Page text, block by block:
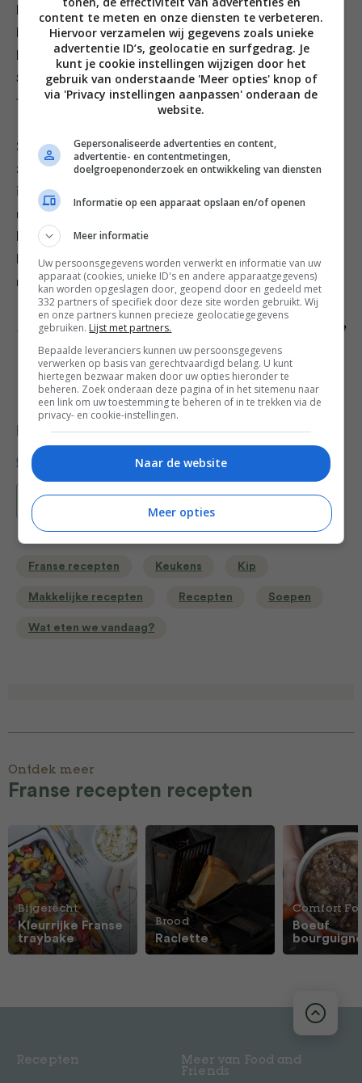
kruiden en de peperkorrels in een pan. Giet er 6 liter
koud water bij en breng alles aan de kook. Zet het vuur
laag en laat de bouillon 3-4 uur zachtjes trekken.
Schuim af indien nodig en zeef de bouillon door een
fijne zeef.
2. Laat de bouillon ongeveer een halfuur afkoelen en
zet hem dan in de koelkast. Wanneer de bouillon koud
is moet hij helder en licht amberkleurig zijn. Op dit
moment giet ik de bouillon meestal in kleine plastic
bakjes. Die zet ik in de vriezer. In de koelkast blijft de
bouillon ongeveer 4 dagen goed, in de vriezer 2-3
maanden.
Dit recept komt uit het boek ‘The Naked Chef’ van Jamie
Oliver (€20,-, Kosmos Uitgevers).
Deel dit recept
Franse recepten Keukens Kip
Makkelijke recepten Recepten Soepen
Wat eten we vandaag?
Ontdek meer
Franse recepten recepten
Bijgerecht
Kleurrijke Franse
traybake
Brood
Raclette
Comfort
Boeuf
content te meten en onze diensten te verbeteren.
Hiervoor verzamelen wij gegevens zoals unieke
advertentie ID’s, geolocatie en surfgedrag. Je
kunt je cookie instellingen wijzigen door het
gebruik van onderstaande 'Meer opties' knop of
via 'Privacy instellingen aanpassen' onderaan de
website.
Gepersonaliseerde advertenties en content,
advertentie- en contentmetingen,
doelgroepenonderzoek en ontwikkeling van diensten
Informatie op een apparaat opslaan en/of openen
Meer informatie
Uw persoonsgegevens worden verwerkt en informatie van uw
apparaat (cookies, unieke ID's en andere apparaatgegevens)
kan worden opgeslagen door, geopend door en gedeeld met
332 partners of specifiek door deze site worden gebruikt. Wij
en onze partners kunnen precieze geolocatiegegevens
gebruiken. Lijst met partners.
Bepaalde leveranciers kunnen uw persoonsgegevens
verwerken op basis van gerechtvaardigd belang. U kunt
hiertegen bezwaar maken door uw opties hieronder te
beheren. Zoek onderaan deze pagina of in het sitemenu naar
een link om uw toestemming te beheren of in te trekken via de
privacy- en cookie-instellingen.
Naar de website
Meer opties
Recepten
Meer van Food and
Friends